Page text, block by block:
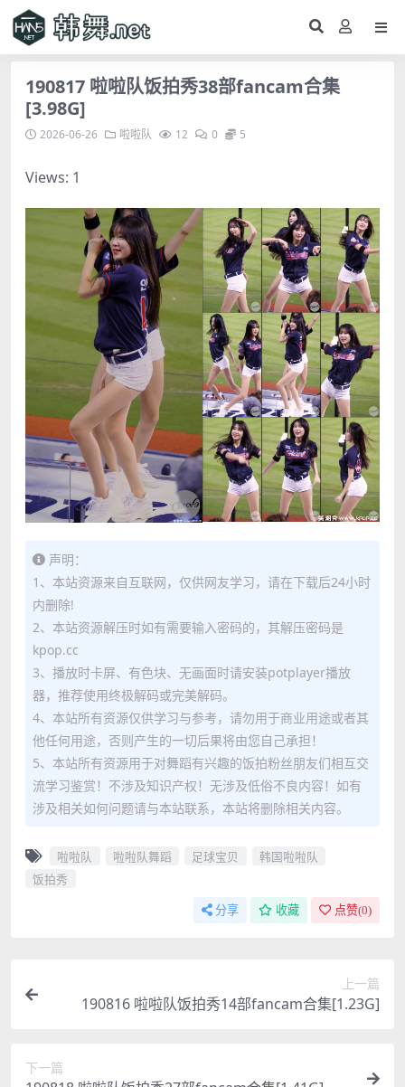
190817 啦啦队饭拍秀38部fancam合集
[3.98G]
2026-06-26 啦啦队 12 0 5
Views: 1
声明：
1、本站资源来自互联网，仅供网友学习，请在下载后24小时
内删除!
2、本站资源解压时如有需要输入密码的，其解压密码是
kpop.cc
3、播放时卡屏、有色块、无画面时请安装potplayer播放
器，推荐使用终极解码或完美解码。
4、本站所有资源仅供学习与参考，请勿用于商业用途或者其
他任何用途，否则产生的一切后果将由您自己承担！
5、本站所有资源用于对舞蹈有兴趣的饭拍粉丝朋友们相互交
流学习鉴赏！不涉及知识产权！无涉及低俗不良内容！如有
涉及相关如何问题请与本站联系，本站将删除相关内容。
啦啦队 啦啦队舞蹈 足球宝贝
韩国啦啦队
饭拍秀
分享 收藏 点赞(0)
上一篇
190816 啦啦队饭拍秀14部fancam合集[1.23G]
下一篇